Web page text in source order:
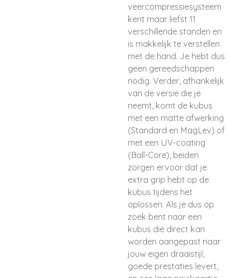
veercompressiesysteem
kent maar liefst 11
verschillende standen en
is makkelijk te verstellen
met de hand. Je hebt dus
geen gereedschappen
nodig. Verder, afhankelijk
van de versie die je
neemt, komt de kubus
met een matte afwerking
(Standard en MagLev) of
met een UV-coating
(Ball-Core), beiden
zorgen ervoor dat je
extra grip hebt op de
kubus tijdens het
oplossen. Als je dus op
zoek bent naar een
kubus die direct kan
worden aangepast naar
jouw eigen draaistijl,
goede prestaties levert,